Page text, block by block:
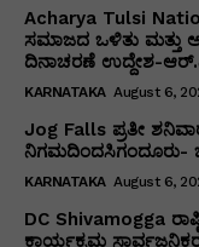
Acharya Tulsi
ಸಮಾಜದ ಒಳಿತು ಮತ್ತು
ದಿನಾಚರಣೆ ಉದ್ದೇಶ-
KARNATAKA August 6,
Jog Falls ಪ್ರತೀ
ನಿಗಮದಿಂದಸಿಗಂದೂರು-
KARNATAKA August 6,
DC Shivamogga
ಕಾರ್ಯಕ್ರಮ